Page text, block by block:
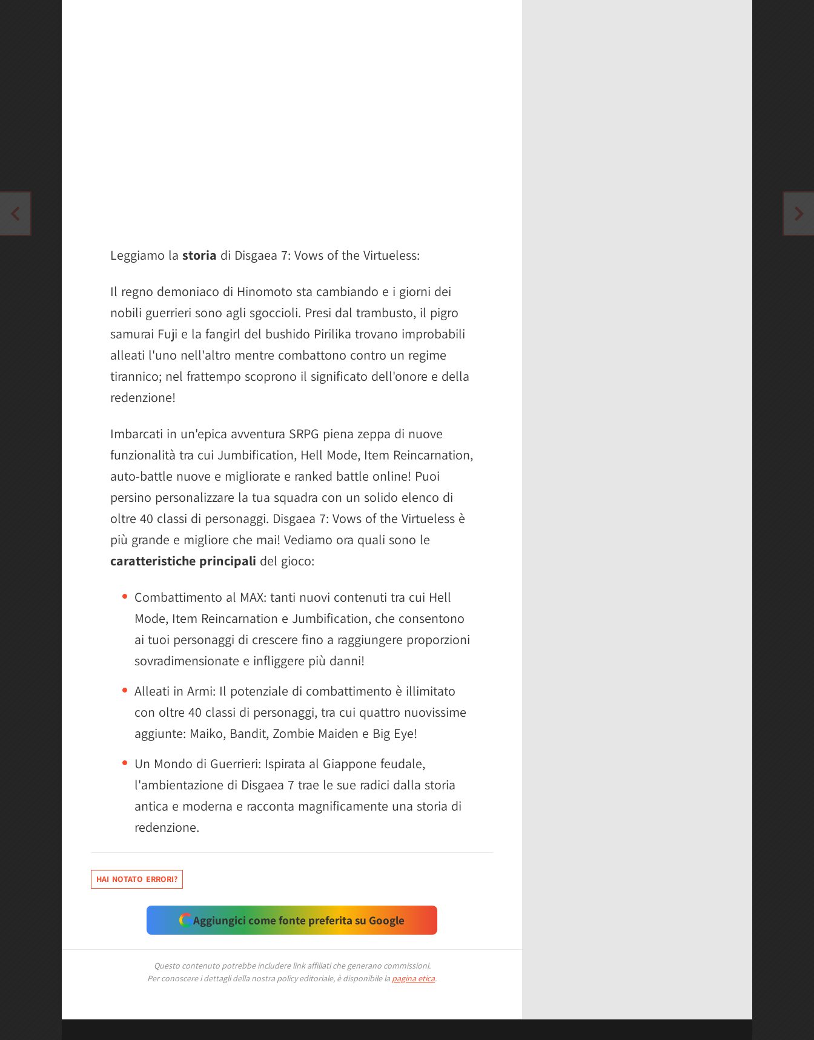
Leggiamo la storia di Disgaea 7: Vows of the Virtueless:
Il regno demoniaco di Hinomoto sta cambiando e i giorni dei
nobili guerrieri sono agli sgoccioli. Presi dal trambusto, il pigro
samurai Fuji e la fangirl del bushido Pirilika trovano improbabili
alleati l'uno nell'altro mentre combattono contro un regime
tirannico; nel frattempo scoprono il significato dell'onore e della
redenzione!
Imbarcati in un'epica avventura SRPG piena zeppa di nuove
funzionalità tra cui Jumbification, Hell Mode, Item Reincarnation,
auto-battle nuove e migliorate e ranked battle online! Puoi
persino personalizzare la tua squadra con un solido elenco di
oltre 40 classi di personaggi. Disgaea 7: Vows of the Virtueless è
più grande e migliore che mai! Vediamo ora quali sono le
caratteristiche principali del gioco:
Combattimento al MAX: tanti nuovi contenuti tra cui Hell
Mode, Item Reincarnation e Jumbification, che consentono
ai tuoi personaggi di crescere fino a raggiungere proporzioni
sovradimensionate e infliggere più danni!
Alleati in Armi: Il potenziale di combattimento è illimitato
con oltre 40 classi di personaggi, tra cui quattro nuovissime
aggiunte: Maiko, Bandit, Zombie Maiden e Big Eye!
Un Mondo di Guerrieri: Ispirata al Giappone feudale,
l'ambientazione di Disgaea 7 trae le sue radici dalla storia
antica e moderna e racconta magnificamente una storia di
redenzione.
HAI NOTATO ERRORI?
Aggiungici come fonte preferita su Google
Questo contenuto potrebbe includere link affiliati che generano commissioni.
Per conoscere i dettagli della nostra policy editoriale, è disponibile la pagina etica.